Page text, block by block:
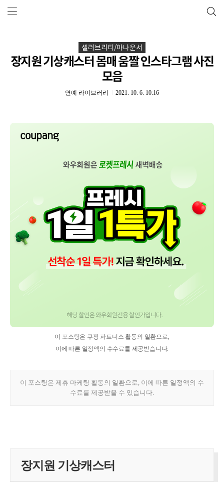
셀러브리티/아나운서
장지원 기상캐스터 몸매 움짤 인스타그램 사진
모음
연예 라이브러리 2021. 10. 6. 10:16
장지원 기상캐스터